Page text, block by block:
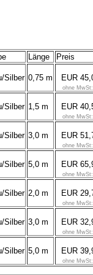
Länge Preis
Silber 0,75 m EUR
ohne
Silber 1,5 m EUR
ohne
Silber 3,0 m EUR
ohne
Silber 5,0 m EUR
ohne
Silber 2,0 m EUR
ohne
Silber 3,0 m EUR
ohne
Silber 5,0 m EUR
ohne